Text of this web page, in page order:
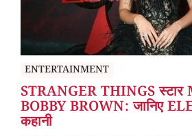
ENTERTAINMENT
STRANGER THINGS
BOBBY BROWN: जानिए
कहानी